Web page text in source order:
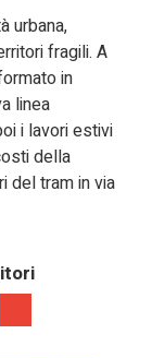
urbana,
fragili. A
in
linea
i lavori estivi
della
del tram in via